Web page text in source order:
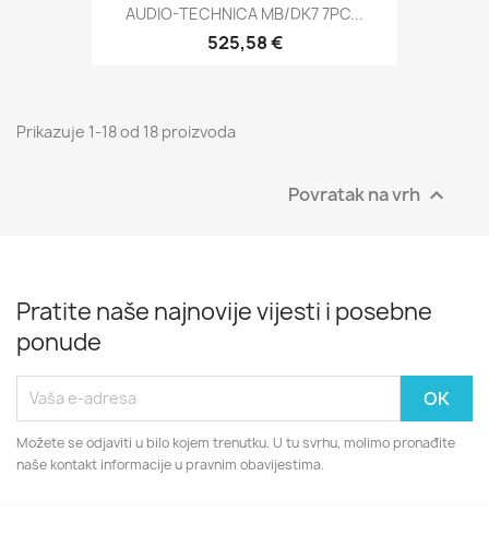
AUDIO-TECHNICA MB/DK7 7PC...
525,58 €
Prikazuje 1-18 od 18 proizvoda
Povratak na vrh 
Pratite naše najnovije vijesti i posebne
ponude
Možete se odjaviti u bilo kojem trenutku. U tu svrhu, molimo pronađite
naše kontakt informacije u pravnim obavijestima.